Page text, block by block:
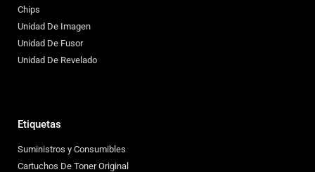
Chips
Unidad De Imagen
Unidad De Fusor
Unidad De Revelado
Etiquetas
Suministros y Consumibles
Cartuchos De Toner Original